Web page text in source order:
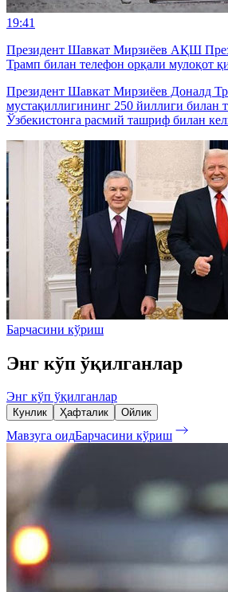
19:41
Президент Шавкат Мирзиёев АҚШ
Трамп билан телефон орқали мулоқот
Президент Шавкат Мирзиёев Доналд
мустақиллигининг 250 йиллиги билан
Ўзбекистонга расмий ташриф билан
Барчасини кўриш
Энг кўп ўқилганлар
Энг кўп ўқилганлар
Кунлик Ҳафталик Ойлик
Мавзуга оидБарчасини кўриш